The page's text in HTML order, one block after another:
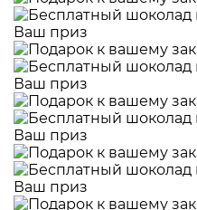
Ваш приз
Ваш приз
Ваш приз
Ваш приз